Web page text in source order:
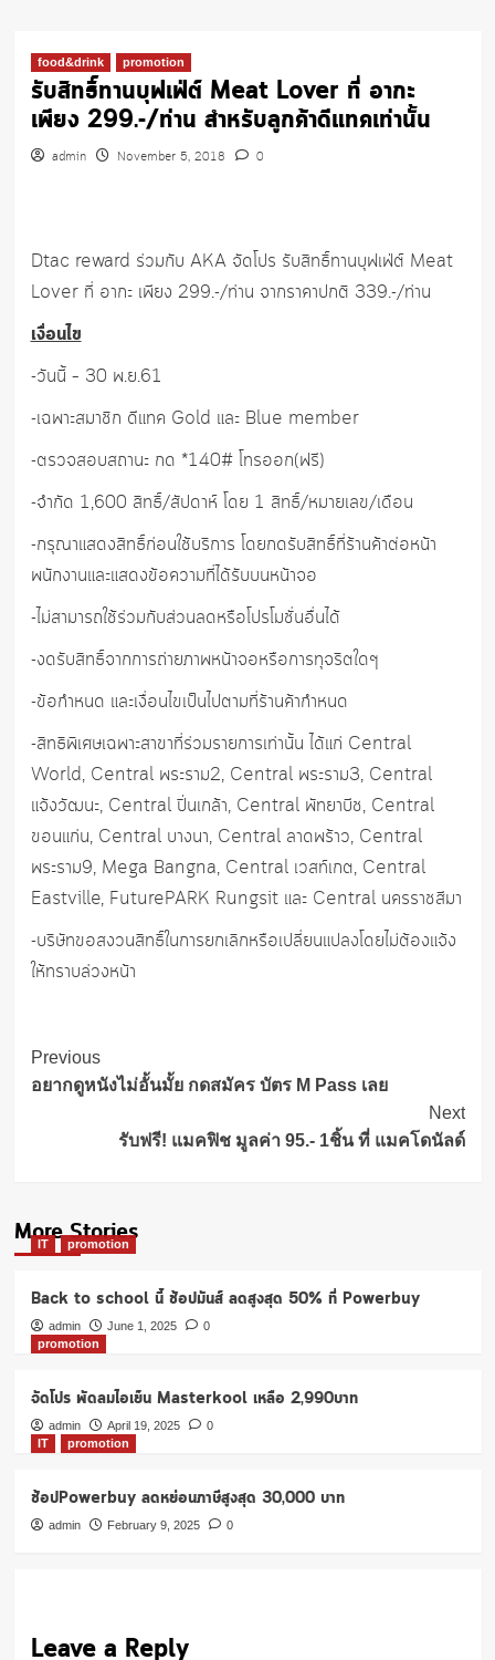
food&drink promotion
รับสิทธิ์ทานบุฟเฟ่ต์ Meat Lover ที่ อากะ
เพียง 299.-/ท่าน สำหรับลูกค้าดีแทคเท่านั้น
admin November 5, 2018 0
Dtac reward ร่วมกับ AKA จัดโปร รับสิทธิ์ทานบุฟเฟ่ต์ Meat
Lover ที่ อากะ เพียง 299.-/ท่าน จากราคาปกติ 339.-/ท่าน
เงื่อนไข
-วันนี้ – 30 พ.ย.61
-เฉพาะสมาชิก ดีแทค Gold และ Blue member
-ตรวจสอบสถานะ กด *140# โทรออก(ฟรี)
-จำกัด 1,600 สิทธิ์/สัปดาห์ โดย 1 สิทธิ์/หมายเลข/เดือน
-กรุณาแสดงสิทธิ์ก่อนใช้บริการ โดยกดรับสิทธิ์ที่ร้านค้าต่อหน้า
พนักงานและแสดงข้อความที่ได้รับบนหน้าจอ
-ไม่สามารถใช้ร่วมกับส่วนลดหรือโปรโมชั่นอื่นได้
-งดรับสิทธิ์จากการถ่ายภาพหน้าจอหรือการทุจริตใดๆ
-ข้อกำหนด และเงื่อนไขเป็นไปตามที่ร้านค้ากำหนด
-สิทธิพิเศษเฉพาะสาขาที่ร่วมรายการเท่านั้น ได้แก่ Central
World, Central พระราม2, Central พระราม3, Central
แจ้งวัฒนะ, Central ปิ่นเกล้า, Central พัทยาบีช, Central
ขอนแก่น, Central บางนา, Central ลาดพร้าว, Central
พระราม9, Mega Bangna, Central เวสท์เกต, Central
Eastville, FuturePARK Rungsit และ Central นครราชสีมา
-บริษัทขอสงวนสิทธิ์ในการยกเลิกหรือเปลี่ยนแปลงโดยไม่ต้องแจ้ง
ให้ทราบล่วงหน้า
Post
Navigation
Previous
อยากดูหนังไม่อั้นมั้ย กดสมัคร บัตร M Pass เลย
Next
รับฟรี! แมคฟิช มูลค่า 95.- 1ชิ้น ที่ แมคโดนัลด์
More Stories
IT promotion
Back to school นี้ ช้อปมันส์ ลดสูงสุด 50% ที่ Powerbuy
admin June 1, 2025
0
promotion
จัดโปร พัดลมไอเย็น Masterkool เหลือ 2,990บาท
admin April 19, 2025
0
IT
promotion
ช้อปPowerbuy ลดหย่อนภาษีสูงสุด 30,000 บาท
admin February 9, 2025 0
Leave a Reply